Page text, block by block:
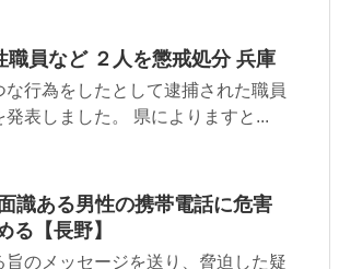
員など ２人を懲戒処分 兵庫
行為をしたとして逮捕された職員
表しました。 県によりますと...
識ある男性の携帯電話に危害
る【長野】
のメッセージを送り、脅迫した疑